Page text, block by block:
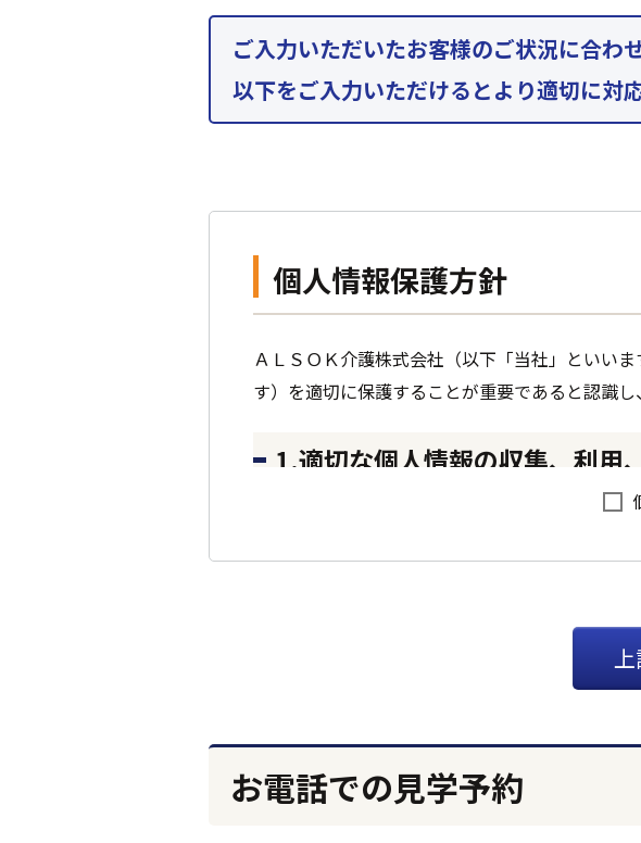
ご入力いただいたお客様のご状況に合わ
以下をご入力いただけるとより適切に対
個人情報保護方針
ＡＬＳＯＫ介護株式会社（以下「当社」といい
す）を適切に保護することが重要であると認識
1.適切な個人情報の収集、利用
います。そのため、個人情報の収集、利用、提
法的な要請などによらない限り、お客様の事前
お電話での見学予約